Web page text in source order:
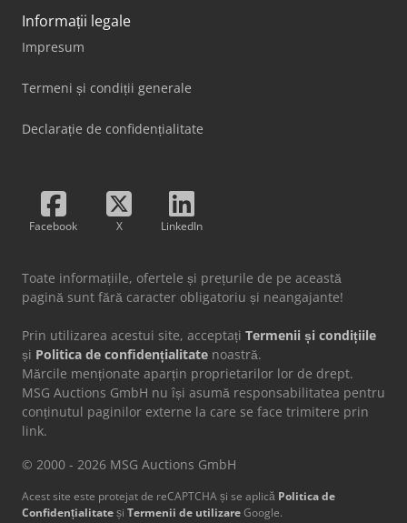
Informații legale
Impresum
Termeni și condiții generale
Declarație de confidențialitate
Facebook X LinkedIn
Toate informațiile, ofertele și prețurile de pe această
pagină sunt fără caracter obligatoriu și neangajante!
Prin utilizarea acestui site, acceptați Termenii și condițiile
și Politica de confidențialitate noastră.
Mărcile menționate aparțin proprietarilor lor de drept.
MSG Auctions GmbH nu își asumă responsabilitatea pentru
conținutul paginilor externe la care se face trimitere prin
link.
© 2000 - 2026 MSG Auctions GmbH
Acest site este protejat de reCAPTCHA și se aplică Politica de
Confidențialitateși Termenii de utilizareGoogle.